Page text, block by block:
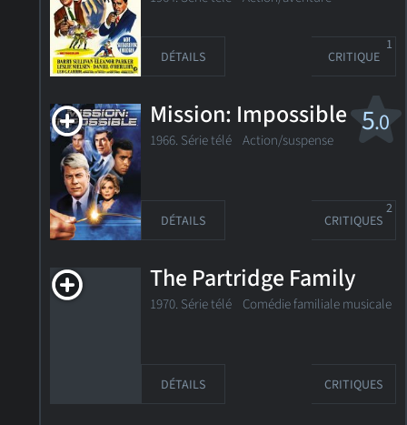
DÉTAILS CRITIQUE
1
5.0
Mission: Impossible
1966. Série télé Action/suspense
DÉTAILS CRITIQUES
2
The Partridge Family
1970. Série télé Comédie familiale musicale
DÉTAILS CRITIQUES